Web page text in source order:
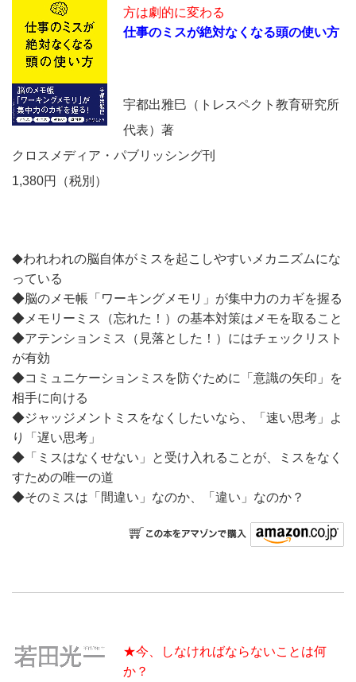
方は劇的に変わる
仕事のミスが絶対なくなる頭の使い方
宇都出雅巳（トレスペクト教育研究所
代表）著
クロスメディア・パブリッシング刊
1,380円（税別）
◆われわれの脳自体がミスを起こしやすいメカニズムにな
っている
◆脳のメモ帳「ワーキングメモリ」が集中力のカギを握る
◆メモリーミス（忘れた！）の基本対策はメモを取ること
◆アテンションミス（見落とした！）にはチェックリスト
が有効
◆コミュニケーションミスを防ぐために「意識の矢印」を
相手に向ける
◆ジャッジメントミスをなくしたいなら、「速い思考」よ
り「遅い思考」
◆「ミスはなくせない」と受け入れることが、ミスをなく
すための唯一の道
◆そのミスは「間違い」なのか、「違い」なのか？
★今、しなければならないことは何
か？